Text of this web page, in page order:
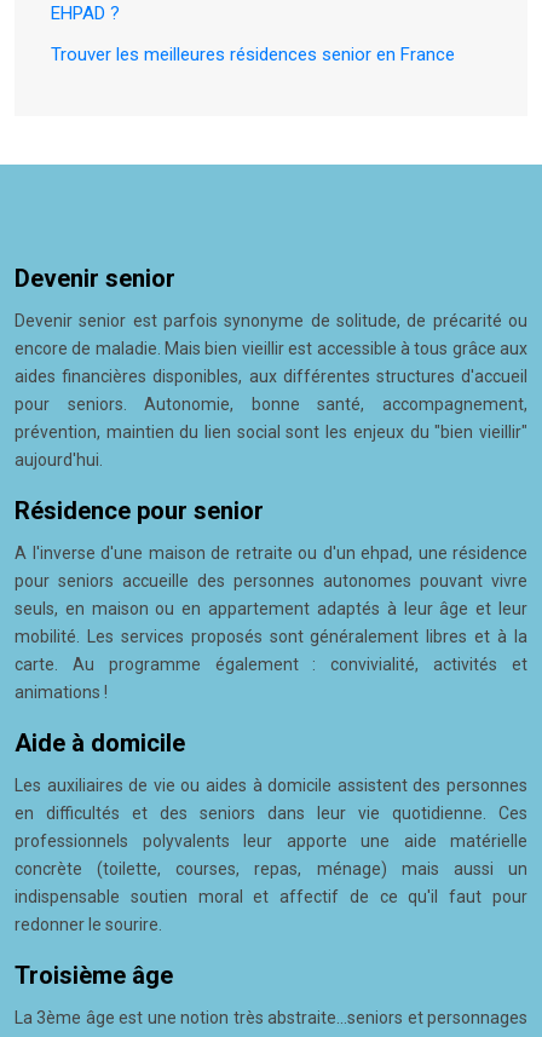
EHPAD ?
Trouver les meilleures résidences senior en France
Devenir senior
Devenir senior est parfois synonyme de solitude, de précarité ou
encore de maladie. Mais bien vieillir est accessible à tous grâce aux
aides financières disponibles, aux différentes structures d'accueil
pour seniors. Autonomie, bonne santé, accompagnement,
prévention, maintien du lien social sont les enjeux du "bien vieillir"
aujourd'hui.
Résidence pour senior
A l'inverse d'une maison de retraite ou d'un ehpad, une résidence
pour seniors accueille des personnes autonomes pouvant vivre
seuls, en maison ou en appartement adaptés à leur âge et leur
mobilité. Les services proposés sont généralement libres et à la
carte. Au programme également : convivialité, activités et
animations !
Aide à domicile
Les auxiliaires de vie ou aides à domicile assistent des personnes
en difficultés et des seniors dans leur vie quotidienne. Ces
professionnels polyvalents leur apporte une aide matérielle
concrète (toilette, courses, repas, ménage) mais aussi un
indispensable soutien moral et affectif de ce qu'il faut pour
redonner le sourire.
Troisième âge
La 3ème âge est une notion très abstraite...seniors et personnages